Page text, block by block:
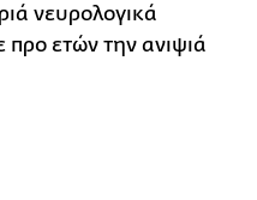
νευρολογικά
ετών την ανιψιά